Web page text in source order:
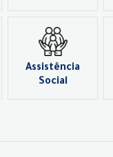
Assistência
Social